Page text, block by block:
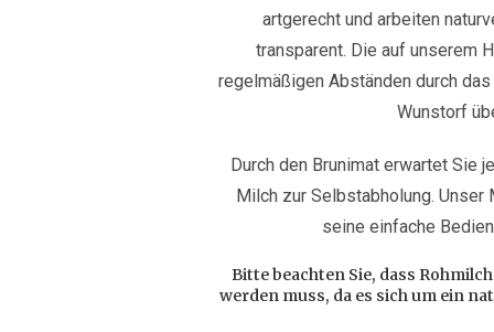
artgerecht und arbeiten
transparent. Die auf unserem
regelmäßigen Abständen durch
Wunstorf
Durch den Brunimat erwartet Sie
Milch zur Selbstabholung.
seine einfache
Bitte beachten Sie, dass
werden muss, da es sich um ein